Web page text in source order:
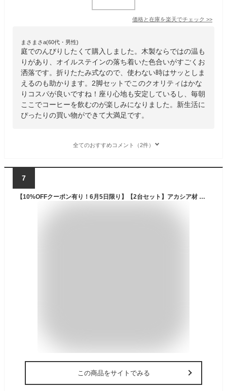
価格と在庫を楽天でチェック >>
まさまさa(60代・男性)
庭でのんびりしたくて購入しました。木製ならではの温も
りがあり、オイルステインの落ち着いた色合いがすごくお
洒落です。折りたたみ式なので、使わない時はサッとしま
えるのも助かります。2脚セットでこのクオリティはかな
りコスパが良いですね！座り心地も安定しているし、毎朝
ここでコーヒーを飲むのが楽しみになりました。新生活に
ぴったりの買い物ができて大満足です。
全てのおすすめコメント（2件）
7
【10%OFFクーポン有り！6月5日限り】【2台セット】アカシア材 ガーデンチェアガーデンチェア 折りたたみ 木製 ウッドチェア フォールディング 肘付き 2脚セット
この商品をサイトでみる